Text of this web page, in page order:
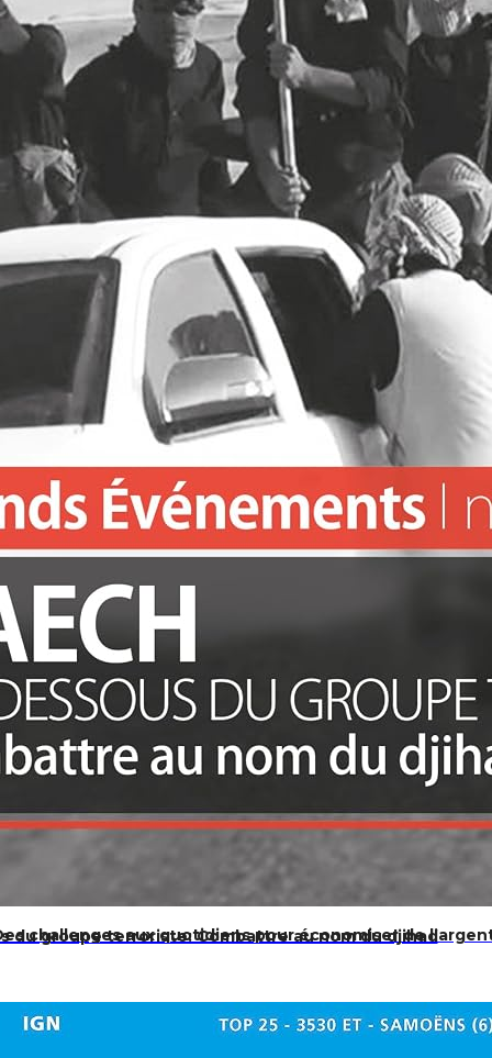
challenges aux quotidiens pour économiser de
du groupe terroriste: Combattre au nom du djihad